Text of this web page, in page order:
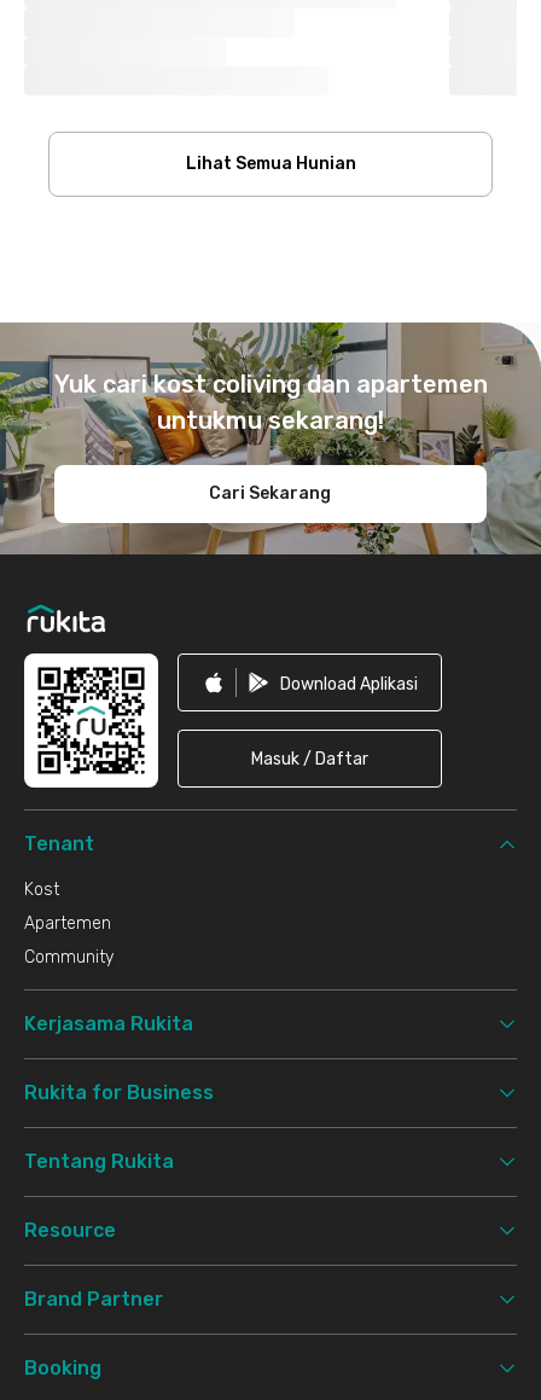
Lihat Semua Hunian
Yuk cari kost coliving dan apartemen
untukmu sekarang!
Cari Sekarang
Download Aplikasi
Masuk / Daftar
Tenant
Kost
Apartemen
Community
Kerjasama Rukita
Rukita for Business
Tentang Rukita
Resource
Brand Partner
Booking